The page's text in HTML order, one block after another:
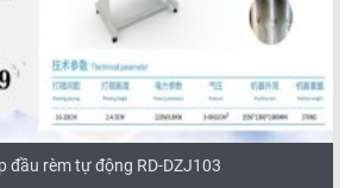
đầu rèm tự động RD-DZJ103